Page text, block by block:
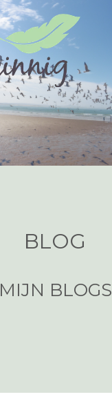
BLOG
MIJN BLOGS